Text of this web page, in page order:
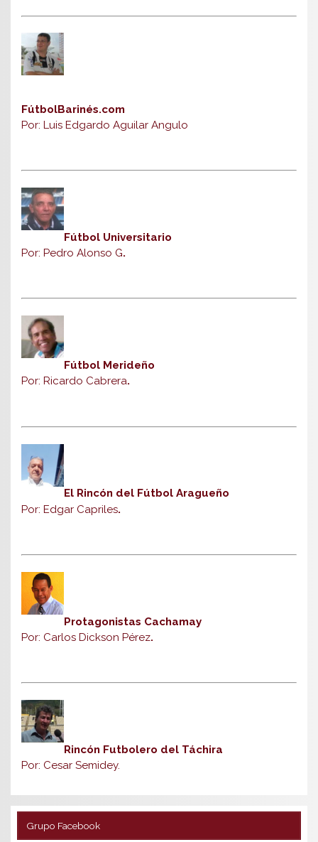
FútbolBarinés.com
Por: Luis Edgardo Aguilar Angulo
Fútbol Universitario
Por: Pedro Alonso G.
Fútbol Merideño
Por: Ricardo Cabrera.
El Rincón del Fútbol Aragueño
Por: Edgar Capriles.
Protagonistas Cachamay
Por: Carlos Dickson Pérez.
Rincón Futbolero del Táchira
Por: Cesar Semidey.
Grupo Facebook